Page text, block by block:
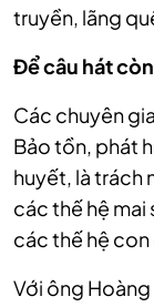
truyền, lãng
Để câu hát
Các chuyên
Bảo tồn, phát
huyết, là trách
các thế hệ mai
các thế hệ con
Với ông